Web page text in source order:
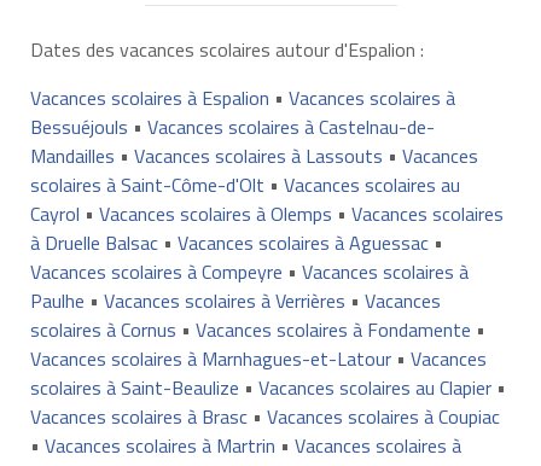
Dates des vacances scolaires autour d'Espalion :
Vacances scolaires à Espalion • Vacances scolaires à
Bessuéjouls • Vacances scolaires à Castelnau-de-
Mandailles • Vacances scolaires à Lassouts • Vacances
scolaires à Saint-Côme-d'Olt • Vacances scolaires au
Cayrol • Vacances scolaires à Olemps • Vacances scolaires
à Druelle Balsac• Vacances scolaires à Aguessac•
Vacances scolaires à Compeyre • Vacances scolaires à
Paulhe • Vacances scolaires à Verrières • Vacances
scolaires à Cornus • Vacances scolaires à Fondamente •
Vacances scolaires à Marnhagues-et-Latour• Vacances
scolaires à Saint-Beaulize • Vacances scolaires au Clapier•
Vacances scolaires à Brasc• Vacances scolaires à Coupiac
• Vacances scolaires à Martrin • Vacances scolaires à